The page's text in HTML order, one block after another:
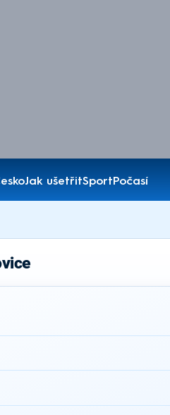
Jak ušetřitSportPočasí